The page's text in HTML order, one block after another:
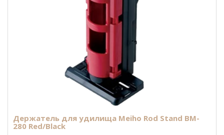
Держатель для удилища Meiho Rod Stand BM-
280 Red/Black